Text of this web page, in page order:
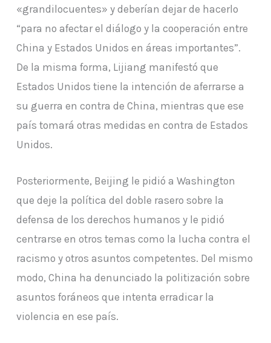
«grandilocuentes» y deberían dejar de hacerlo
“para no afectar el diálogo y la cooperación entre
China y Estados Unidos en áreas importantes”.
De la misma forma, Lijiang manifestó que
Estados Unidos tiene la intención de aferrarse a
su guerra en contra de China, mientras que ese
país tomará otras medidas en contra de Estados
Unidos.
Posteriormente, Beijing le pidió a Washington
que deje la política del doble rasero sobre la
defensa de los derechos humanos y le pidió
centrarse en otros temas como la lucha contra el
racismo y otros asuntos competentes. Del mismo
modo, China ha denunciado la politización sobre
asuntos foráneos que intenta erradicar la
violencia en ese país.